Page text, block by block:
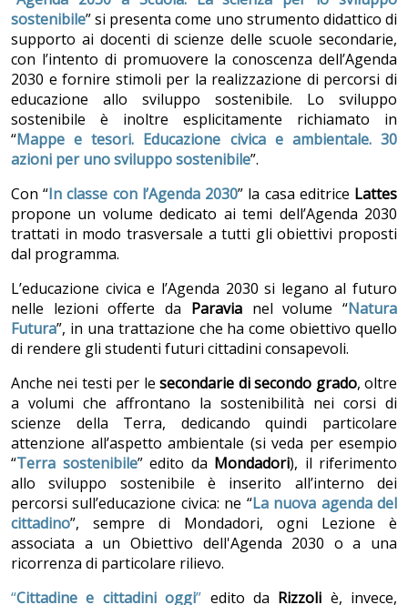
sostenibile” si presenta come uno strumento didattico di
supporto ai docenti di scienze delle scuole secondarie,
con l’intento di promuovere la conoscenza dell’Agenda
2030 e fornire stimoli per la realizzazione di percorsi di
educazione allo sviluppo sostenibile. Lo sviluppo
sostenibile è inoltre esplicitamente richiamato in
“Mappe e tesori. Educazione civica e ambientale. 30
azioni per uno sviluppo sostenibile”.
Con “In classe con l’Agenda 2030” la casa editrice Lattes
propone un volume dedicato ai temi dell’Agenda 2030
trattati in modo trasversale a tutti gli obiettivi proposti
dal programma.
L’educazione civica e l’Agenda 2030 si legano al futuro
nelle lezioni offerte da Paravianel volume “Natura
Futura”, in una trattazione che ha come obiettivo quello
di rendere gli studenti futuri cittadini consapevoli.
Anche nei testi per lesecondarie di secondo grado, oltre
a volumi che affrontano la sostenibilità nei corsi di
scienze della Terra, dedicando quindi particolare
attenzione all’aspetto ambientale (si veda per esempio
“Terra sostenibile” edito da Mondadori), il riferimento
allo sviluppo sostenibile è inserito all’interno dei
percorsi sull’educazione civica: ne “La nuova agenda del
cittadino”, sempre di Mondadori, ogni Lezione è
associata a un Obiettivo dell'Agenda 2030 o a una
ricorrenza di particolare rilievo.
“Cittadine e cittadini oggi” edito da Rizzoli è, invece,